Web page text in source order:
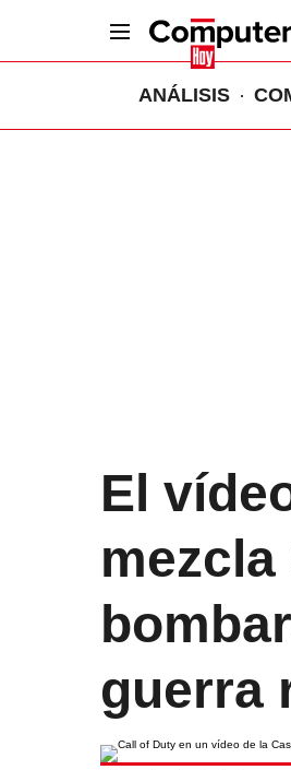
ANÁLISIS
El
guerra